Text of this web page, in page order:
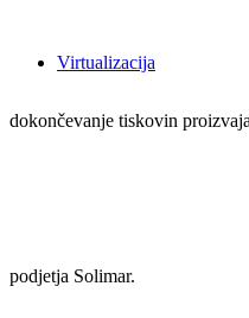
dokončevanje tiskovin
podjetja Solimar.
Virtualizacija